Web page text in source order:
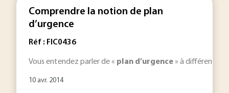
Comprendre la notion de plan
d’urgence
Réf : FIC0436
Vous entendez parler de « plan d’urgence» à différents
10 avr. 2014